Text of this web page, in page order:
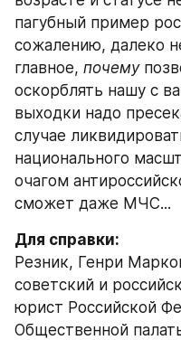
пагубный пример
сожалению, далеко
главное, почему
оскорблять нашу с
выходки надо
случае
национального
очагом
сможет даже МЧС...
Для справки:
Резник, Генри
советский и
юрист Российской
Общественной